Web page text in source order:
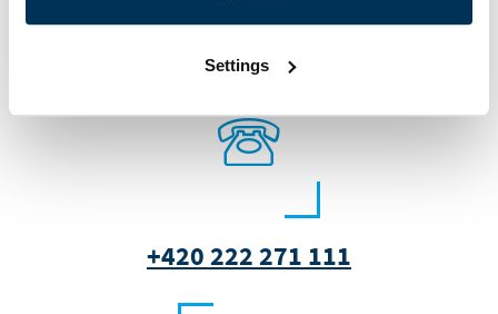
Settings
služby?
+420 222 271 111